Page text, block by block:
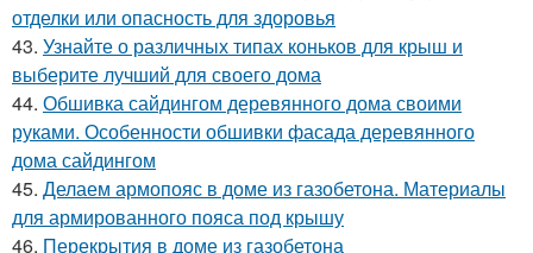
отделки или опасность для здоровья
43. Узнайте о различных типах коньков для крыш и
выберите лучший для своего дома
44. Обшивка сайдингом деревянного дома своими
руками. Особенности обшивки фасада деревянного
дома сайдингом
45. Делаем армопояс в доме из газобетона. Материалы
для армированного пояса под крышу
46. Перекрытия в доме из газобетона